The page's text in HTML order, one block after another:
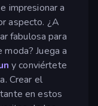
impresionar a
aspecto. ¿A
fabulosa para
Juega a
y conviértete
Crear el
en estos